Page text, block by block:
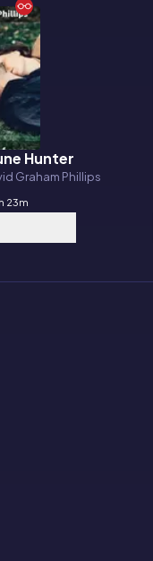
Hunter
Graham Phillips
23m